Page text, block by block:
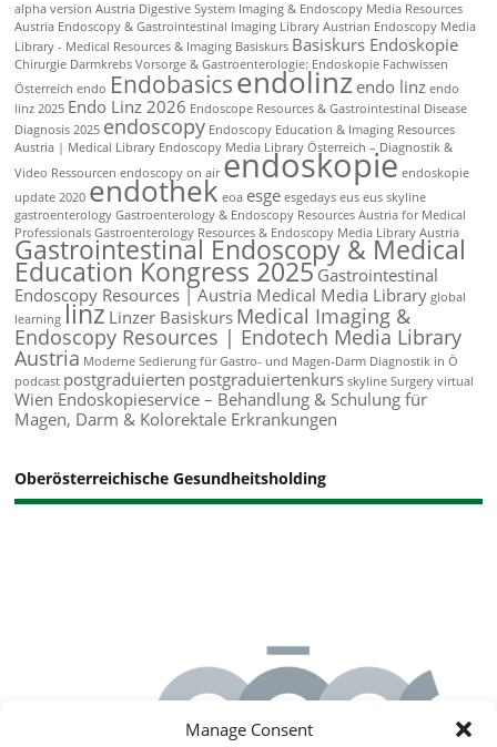
Manage Consent
alpha version Austria Digestive System Imaging & Endoscopy Media Resources
Austria Endoscopy & Gastrointestinal Imaging Library Austrian Endoscopy Media
Library - Medical Resources & Imaging Basiskurs Basiskurs Endoskopie
Chirurgie Darmkrebs Vorsorge & Gastroenterologie: Endoskopie Fachwissen
Österreich endo Endobasicsendolinzendo linz endo
linz 2025 Endo Linz 2026 Endoscope Resources & Gastrointestinal Disease
Diagnosis 2025 endoscopy Endoscopy Education & Imaging Resources
Austria | Medical Library Endoscopy Media Library Österreich – Diagnostik &
Video Ressourcen endoscopy on air endoskopie endoskopie
update 2020 endothek eoa esge esgedays eus eus skyline
gastroenterology Gastroenterology & Endoscopy Resources Austria for Medical
Professionals Gastroenterology Resources & Endoscopy Media Library Austria
Gastrointestinal Endoscopy & Medical
Education Kongress 2025Gastrointestinal
Endoscopy Resources | Austria Medical Media Library global
learning linz Linzer Basiskurs Medical Imaging &
Endoscopy Resources | Endotech Media Library
Austria Moderne Sedierung für Gastro- und Magen-Darm Diagnostik in Ö
podcast postgraduierten postgraduiertenkurs skyline Surgery virtual
Wien Endoskopieservice – Behandlung & Schulung für
Magen, Darm & Kolorektale Erkrankungen
Oberösterreichische Gesundheitsholding